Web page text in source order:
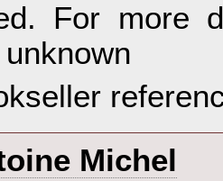
For more
Michel‎